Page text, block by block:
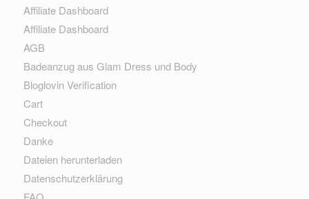
Affiliate Dashboard
Affiliate Dashboard
AGB
Badeanzug aus Glam Dress und Body
Bloglovin Verification
Cart
Checkout
Danke
Dateien herunterladen
Datenschutzerklärung